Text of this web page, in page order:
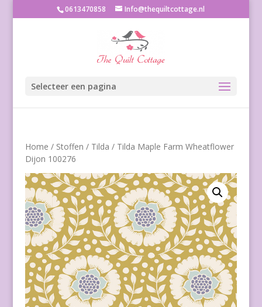
0613470858 Info@thequiltcottage.nl
Selecteer een pagina
Home / Stoffen / Tilda / Tilda Maple Farm Wheatflower
Dijon 100276